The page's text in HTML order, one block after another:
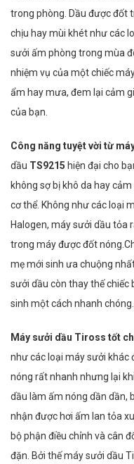
trong phòng. Dầu được đốt
chịu hay mùi khét như các
sưởi ấm phòng trong mùa
nhiệm vụ của một chiếc
ẩm hay mưa, đem lại cảm
của bạn.
Công năng tuyệt vời từ
dầu TS9215 hiện đại cho
không sợ bị khô da hay
cơ thể. Không như các loại
Halogen, máy sưởi dầu tỏa
trong máy được đốt
mẹ mới sinh ưa chuộng
sưởi dầu còn thay thế chiếc
sinh một cách nhanh chóng.
Máy sưởi dầu Tiross tốt
như các loại máy sưởi khác
nóng rất nhanh nhưng lại
dầu làm ấm nóng dần dần,
nhận được hơi ấm lan tỏa
bộ phận điều chỉnh và cân
đặn. Bởi thế máy sưởi dầu